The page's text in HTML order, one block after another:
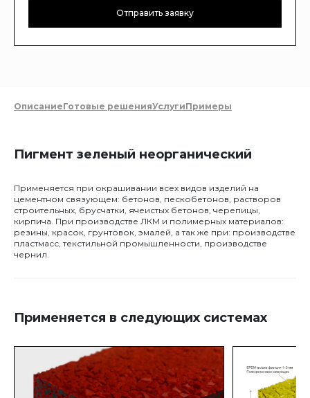
Отправить заявку
ОписаниеГотовые решенияУслугиПримеры
Пигмент зеленый неорганический
Применяется при окрашивании всех видов изделий на
цементном связующем: бетонов, пескобетонов, растворов
строительных, брусчатки, ячеистых бетонов, черепицы,
кирпича. При производстве ЛКМ и полимерных материалов:
резины, красок, грунтовок, эмалей, а так же при: производстве
пластмасс, текстильной промышленности, производстве
чернил.
Применяется в следующих системах